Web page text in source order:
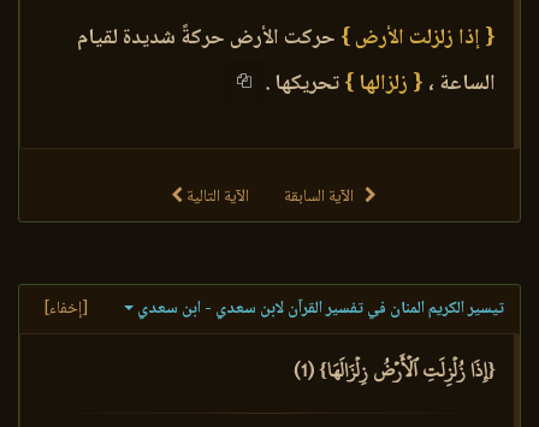
{ إذا زلزلت الأرض } حركت الأرض حركةً شديدة لقيام
الساعة ، { زلزالها }تحريكها .
الآية السابقة الآية التالية
تيسير الكريم المنان في تفسير القرآن لابن سعدي - ابن سعدي [إخفاء]
{إِذَا زُلۡزِلَتِ ٱلۡأَرۡضُ زِلۡزَالَهَا} (1)